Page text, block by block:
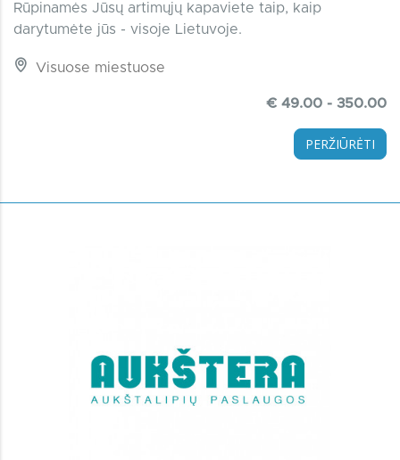
Rūpinamės Jūsų artimųjų kapaviete taip, kaip
darytumėte jūs - visoje Lietuvoje.
Visuose miestuose
€ 49.00 - 350.00
PERŽIŪRĖTI